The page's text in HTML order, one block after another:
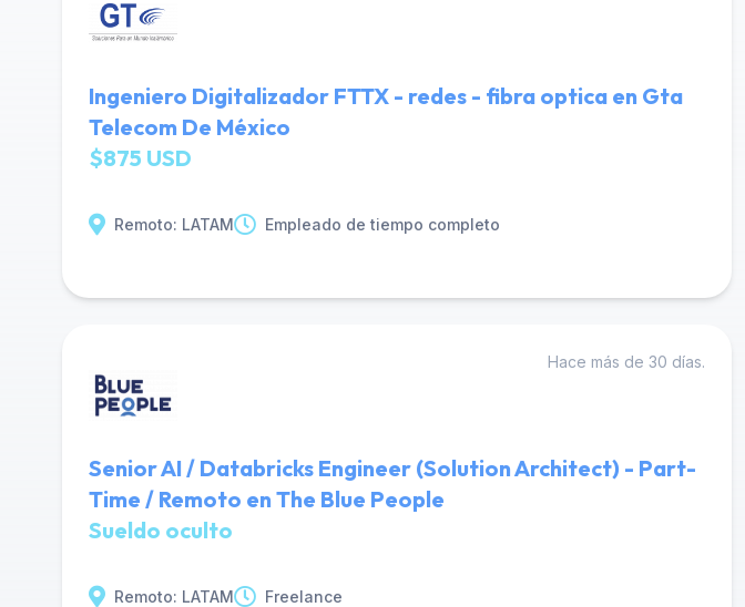
Ingeniero Digitalizador FTTX - redes - fibra optica en Gta
Telecom De México
$875 USD
Remoto: LATAM Empleado de tiempo completo
Hace más de 30 días.
Senior AI / Databricks Engineer (Solution Architect) - Part-
Time / Remoto en The Blue People
Sueldo oculto
Remoto: LATAM Freelance